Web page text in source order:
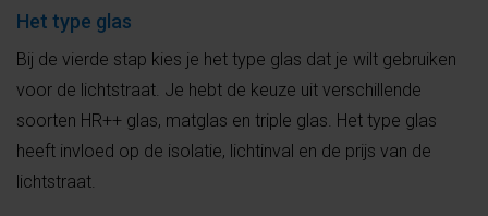
Het type glas
Bij de vierde stap kies je het type glas dat je wilt gebruiken
voor de lichtstraat. Je hebt de keuze uit verschillende
soorten HR++ glas, matglas en triple glas. Het type glas
heeft invloed op de isolatie, lichtinval en de prijs van de
lichtstraat.